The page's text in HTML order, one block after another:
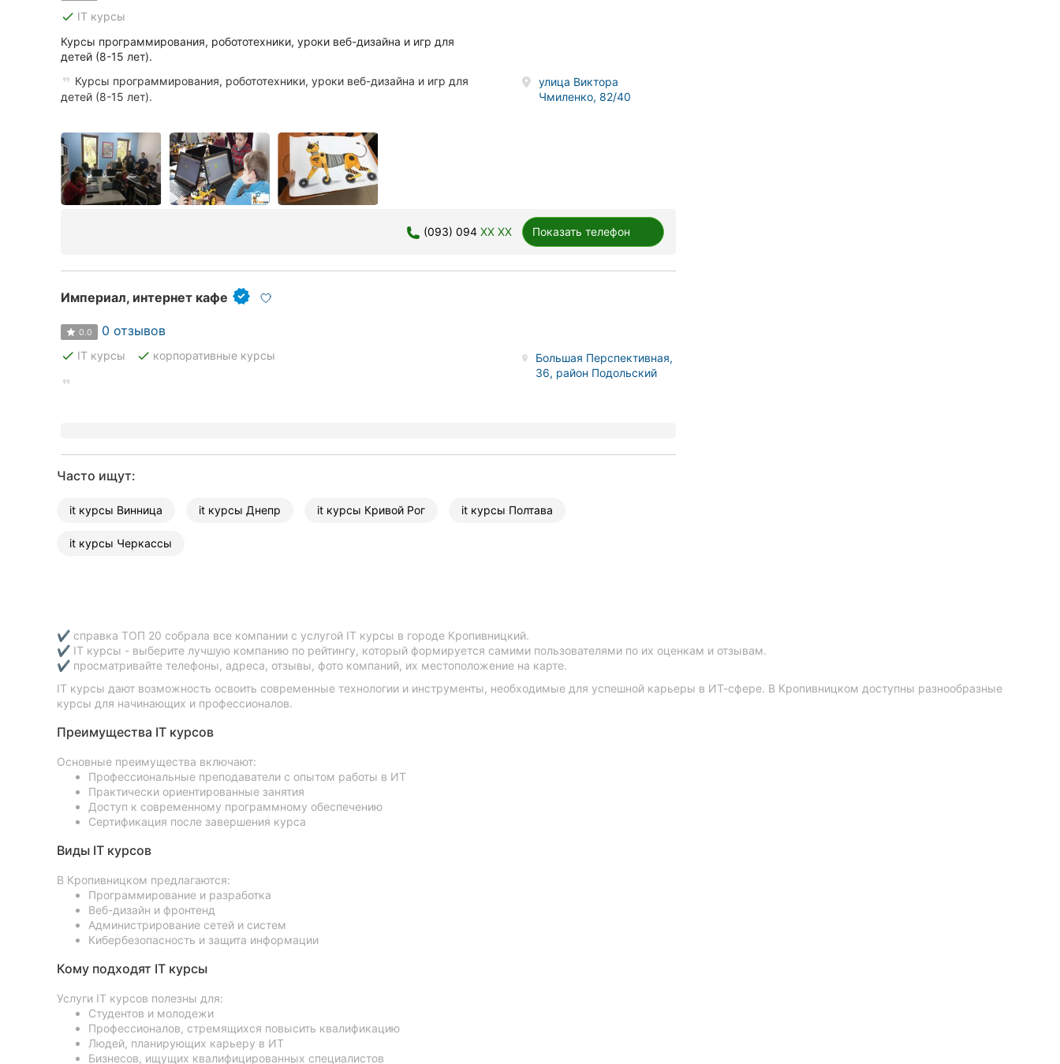
Запорожье
Днепр
Кривой Рог
Николаев
Ужгород
Карпаты
done IT курсы
Курсы программирования, робототехники, уроки веб-дизайна и игр для
детей (8-15 лет).
Курсы программирования, робототехники, уроки веб-дизайна и игр для
детей (8-15 лет).
улица Виктора
Чмиленко, 82/40
(093) 094 XX XX Показать телефон
Империал, интернет кафе
0.0 0 отзывов
done IT курсы done корпоративные курсы
Большая Перспективная,
36, район Подольский
Часто ищут:
it курсы Винница it курсы Днепр it курсы Кривой Рог it курсы Полтава
it курсы Черкассы
✔ справка ТОП 20 собрала все компании с услугой IT курсы в городе Кропивницкий.
✔ IT курсы - выберите лучшую компанию по рейтингу, который формируется самими пользователями по их оценкам и отзывам.
✔ просматривайте телефоны, адреса, отзывы, фото компаний, их местоположение на карте.
IT курсы дают возможность освоить современные технологии и инструменты, необходимые для успешной карьеры в ИТ-сфере. В Кропивницком доступны разнообразные
курсы для начинающих и профессионалов.
Преимущества IT курсов
Основные преимущества включают:
Профессиональные преподаватели с опытом работы в ИТ
Практически ориентированные занятия
Доступ к современному программному обеспечению
Сертификация после завершения курса
Виды IT курсов
В Кропивницком предлагаются:
Программирование и разработка
Веб-дизайн и фронтенд
Администрирование сетей и систем
Кибербезопасность и защита информации
Кому подходят IT курсы
Услуги IT курсов полезны для:
Студентов и молодежи
Профессионалов, стремящихся повысить квалификацию
Людей, планирующих карьеру в ИТ
Бизнесов, ищущих квалифицированных специалистов